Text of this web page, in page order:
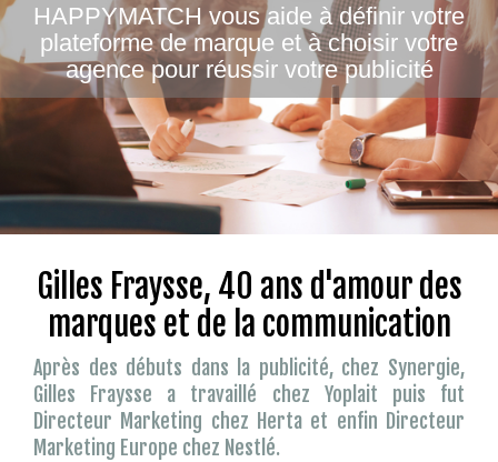
HAPPYMATCH vous aide à définir votre
plateforme de marque et à choisir votre
agence pour réussir votre publicité
Gilles Fraysse, 40 ans d'amour des
marques et de la communication
Après des débuts dans la publicité, chez Synergie,
Gilles Fraysse a travaillé chez Yoplait puis fut
Directeur Marketing chez Herta et enfin Directeur
Marketing Europe chez Nestlé.